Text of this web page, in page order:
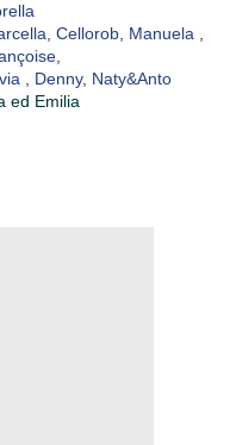
Cellorob Manuela
,
Denny, Naty&Anto
ed Emilia